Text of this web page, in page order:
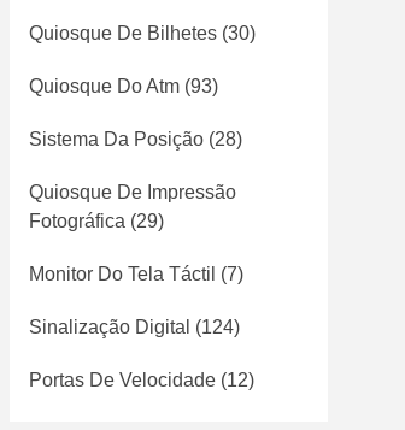
Quiosque De Bilhetes (30)
Quiosque Do Atm (93)
Sistema Da Posição (28)
Quiosque De Impressão
Fotográfica (29)
Monitor Do Tela Táctil (7)
Sinalização Digital (124)
Portas De Velocidade (12)